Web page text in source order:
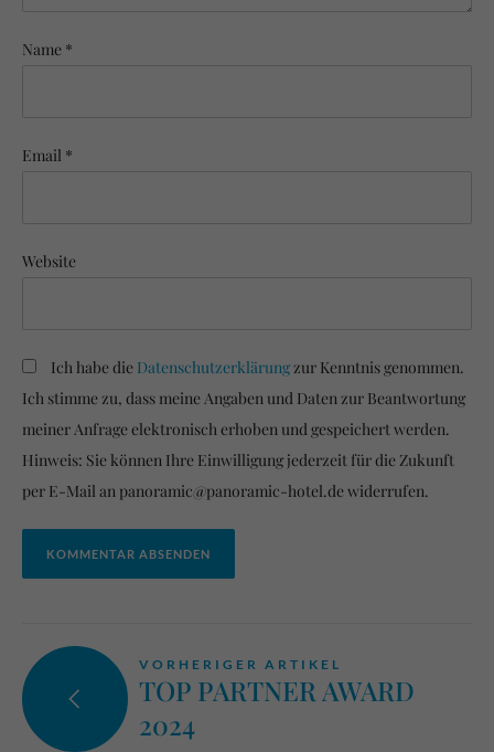
Name *
Email *
Website
Ich habe die Datenschutzerklärung zur Kenntnis genommen.
Ich stimme zu, dass meine Angaben und Daten zur Beantwortung
meiner Anfrage elektronisch erhoben und gespeichert werden.
Hinweis: Sie können Ihre Einwilligung jederzeit für die Zukunft
per E-Mail an panoramic@panoramic-hotel.de widerrufen.
KOMMENTAR ABSENDEN
VORHERIGER ARTIKEL
TOP PARTNER AWARD
2024